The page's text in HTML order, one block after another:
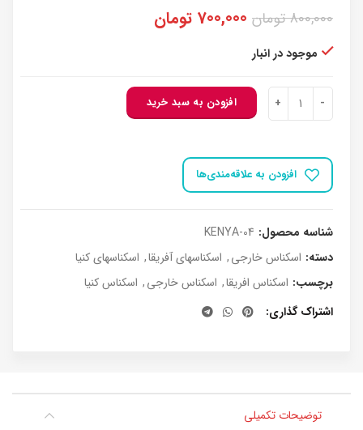
800,000تومان قیمت
700,000 تومان
موجود در انبار
اسکناس کنیا 50 شیلینگ 1996 عدد افزودن به سبد خرید
افزودن به علاقه‌مندی‌ها
شناسه محصول: KENYA-04
دسته: اسکناس خارجی, اسکناسهای آفریقا, اسکناسهای کنیا
برچسب: اسکناس افریقا, اسکناس خارجی, اسکناس کنیا
اشتراک گذاری
توضیحات تکمیلی